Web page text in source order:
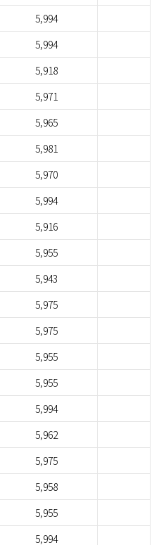
5,994
5,994
5,918
5,971
5,965
5,981
5,970
5,994
5,916
5,955
5,943
5,975
5,975
5,955
5,955
5,994
5,962
5,975
5,958
5,955
5,994